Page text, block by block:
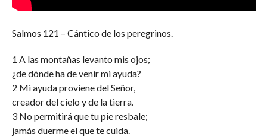
Salmos 121 – Cántico de los peregrinos.
1 A las montañas levanto mis ojos;
¿de dónde ha de venir mi ayuda?
2 Mi ayuda proviene del Señor,
creador del cielo y de la tierra.
3 No permitirá que tu pie resbale;
jamás duerme el que te cuida.